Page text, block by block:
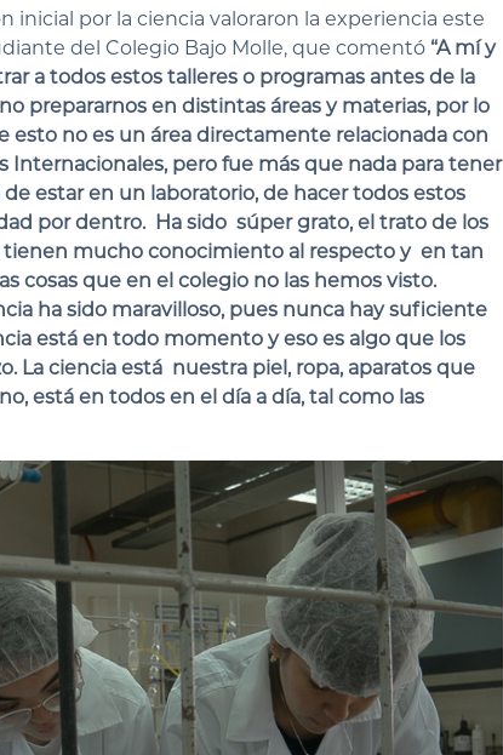
inicial por la ciencia valoraron la experiencia este
del Colegio Bajo Molle, que comentó “A mí y
a todos estos talleres o programas antes de la
prepararnos en distintas áreas y materias, por lo
no es un área directamente relacionada con
Internacionales, pero fue más que nada para tener
estar en un laboratorio, de hacer todos estos
por dentro. Ha sido súper grato, el trato de los
tienen mucho conocimiento al respecto y en tan
cosas que en el colegio no las hemos visto.
ha sido maravilloso, pues nunca hay suficiente
está en todo momento y eso es algo que los
La ciencia está nuestra piel, ropa, aparatos que
está en todos en el día a día, tal como las